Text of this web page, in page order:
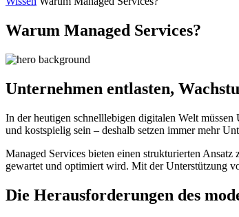
Warum Managed Services?
Unternehmen entlasten,
In der heutigen schnelllebigen digitalen Welt
und kostspielig sein – deshalb setzen immer mehr
Managed Services bieten einen strukturierten
gewartet und optimiert wird. Mit der Unterstützung
Die Herausforderungen des